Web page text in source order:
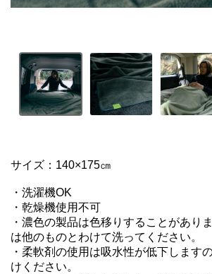
サイズ：140×175㎝
・洗濯機OK
・乾燥機使用不可
・濃色の製品は色移りすることがあり
は他のものとわけて洗ってください。
・柔軟剤の使用は吸水性が低下します
けください。